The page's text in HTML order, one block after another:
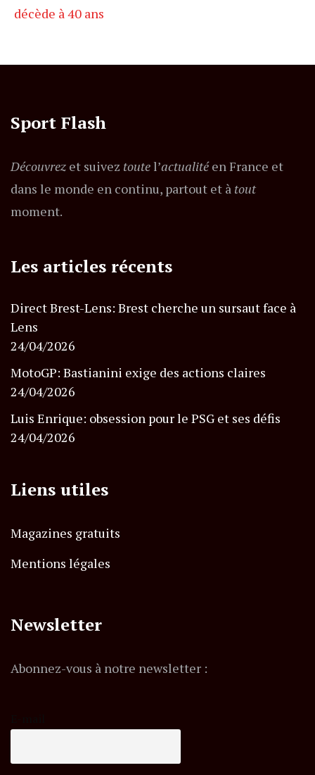
décède à 40 ans
Sport Flash
Découvrez et suivez toutel’actualitéen France et
dans le monde en continu, partout et à tout
moment.
Les articles récents
Direct Brest-Lens: Brest cherche un sursaut face à
Lens
24/04/2026
MotoGP: Bastianini exige des actions claires
24/04/2026
Luis Enrique: obsession pour le PSG et ses défis
24/04/2026
Liens utiles
Magazines gratuits
Mentions légales
Newsletter
Abonnez-vous à notre newsletter :